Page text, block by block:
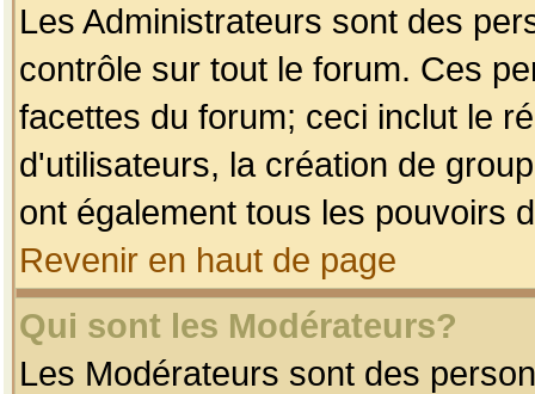
Les Administrateurs sont des
contrôle sur tout le forum. Ces
facettes du forum; ceci inclut le
d'utilisateurs, la création de
ont également tous les pouvoirs
Revenir en haut de page
Qui sont les Modérateurs?
Les Modérateurs sont des